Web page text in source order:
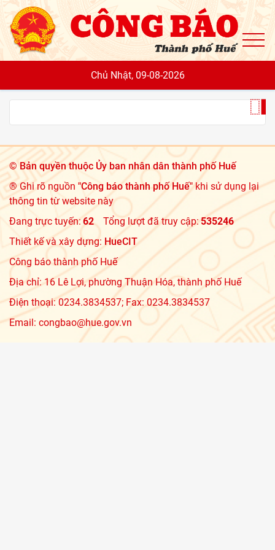
Chủ Nhật, 09-08-2026
©Bản quyền thuộc Ủy ban nhân dân thành phố Huế
® Ghi rõ nguồn "Công báo thành phố Huế"khi sử dụng lại
thông tin từ website này
Đang trực tuyến:62 Tổng lượt đã truy cập:535246
Thiết kế và xây dựng: HueCIT
Công báo thành phố Huế
Địa chỉ: 16 Lê Lợi, phường Thuận Hóa, thành phố Huế
Điện thoại: 0234.3834537; Fax: 0234.3834537
Email: congbao@hue.gov.vn